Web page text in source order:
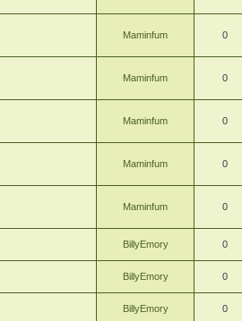
Maminfum 0
Maminfum 0
Maminfum 0
Maminfum 0
Maminfum 0
BillyEmory 0
BillyEmory 0
BillyEmory 0